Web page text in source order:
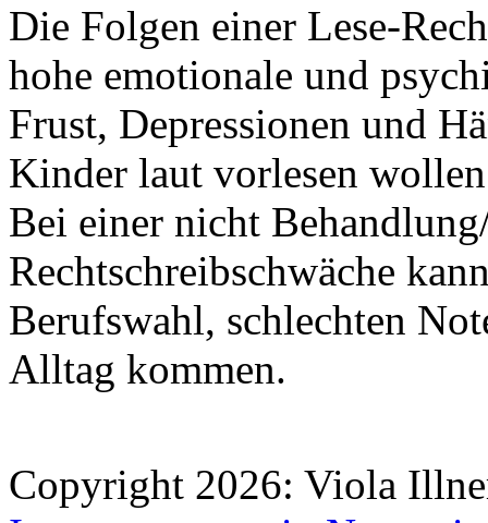
Die Folgen einer Lese-
hohe emotionale und
Frust, Depressionen und
Kinder laut vorlesen
Bei einer nicht
Rechtschreibschwäche
Berufswahl, schlechten
Alltag kommen.
Copyright 2026: Viola